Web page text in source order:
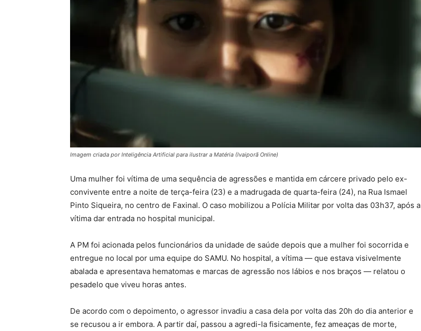
Imagem criada por Inteligência Artificial para ilustrar a Matéria (Ivaiporã Online)
Uma mulher foi vítima de uma sequência de agressões e mantida em cárcere privado pelo ex-
convivente entre a noite de terça-feira (23) e a madrugada de quarta-feira (24), na Rua Ismael
Pinto Siqueira, no centro de Faxinal. O caso mobilizou a Polícia Militar por volta das 03h37, após a
vítima dar entrada no hospital municipal.
A PM foi acionada pelos funcionários da unidade de saúde depois que a mulher foi socorrida e
entregue no local por uma equipe do SAMU. No hospital, a vítima — que estava visivelmente
abalada e apresentava hematomas e marcas de agressão nos lábios e nos braços — relatou o
pesadelo que viveu horas antes.
De acordo com o depoimento, o agressor invadiu a casa dela por volta das 20h do dia anterior e
se recusou a ir embora. A partir daí, passou a agredi-la fisicamente, fez ameaças de morte,